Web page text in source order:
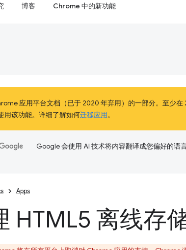
博客 Chrome 中的新功能
应用平台文档（已于 2020 年弃用）的一部分。至少
用该功能。详细了解如何迁移应用。
Google 会使用 AI 技术将内容翻译成您偏好的语
Apps
HTML5 离线存